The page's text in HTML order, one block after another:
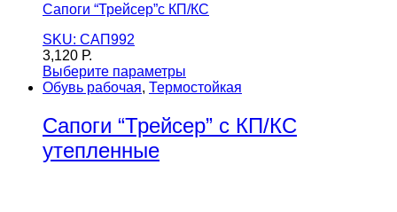
Сапоги “Трейсер”с КП/КС
SKU: САП992
3,120 Р.
Выберите параметры
Обувь рабочая, Термостойкая
Сапоги “Трейсер” с КП/КС
утепленные